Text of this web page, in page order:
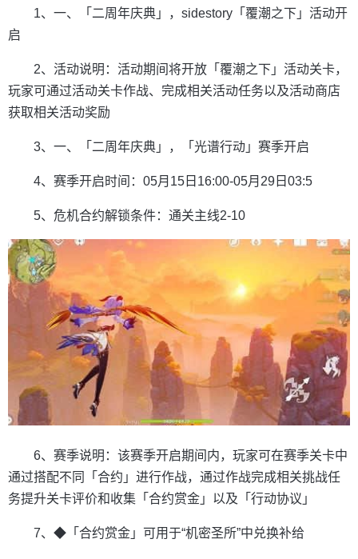
1、一、「二周年庆典」，sidestory「覆潮之下」活动开
启
2、活动说明：活动期间将开放「覆潮之下」活动关卡，
玩家可通过活动关卡作战、完成相关活动任务以及活动商店
获取相关活动奖励
3、一、「二周年庆典」，「光谱行动」赛季开启
4、赛季开启时间：05月15日16:00-05月29日03:5
5、危机合约解锁条件：通关主线2-10
6、赛季说明：该赛季开启期间内，玩家可在赛季关卡中
通过搭配不同「合约」进行作战，通过作战完成相关挑战任
务提升关卡评价和收集「合约赏金」以及「行动协议」
7、◆「合约赏金」可用于“机密圣所”中兑换补给